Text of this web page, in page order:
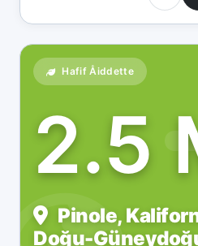
Hafif Åiddette
2.5
Pinole,
Doğu-